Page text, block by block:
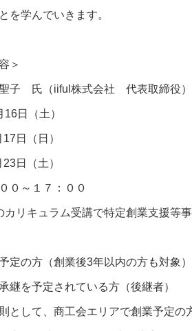
を学んでいきます。
＞
子 氏（iiful株式会社 代表取締役）
日（土）
日（日）
日（土）
０～１７：００
リキュラム受講で特定創業支援等
定の方（創業後3年以内の方も対象）
定されている方（後継者）
、商工会エリアで創業予定の